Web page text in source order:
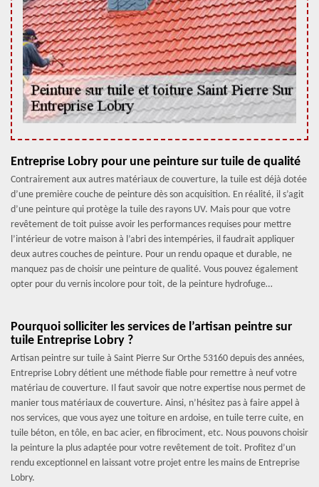
Entreprise Lobry pour une peinture sur tuile de qualité
Contrairement aux autres matériaux de couverture, la tuile est déjà dotée
d’une première couche de peinture dès son acquisition. En réalité, il s’agit
d’une peinture qui protège la tuile des rayons UV. Mais pour que votre
revêtement de toit puisse avoir les performances requises pour mettre
l’intérieur de votre maison à l’abri des intempéries, il faudrait appliquer
deux autres couches de peinture. Pour un rendu opaque et durable, ne
manquez pas de choisir une peinture de qualité. Vous pouvez également
opter pour du vernis incolore pour toit, de la peinture hydrofuge…
Pourquoi solliciter les services de l’artisan peintre sur
tuile Entreprise Lobry ?
Artisan peintre sur tuile à Saint Pierre Sur Orthe 53160 depuis des années,
Entreprise Lobry détient une méthode fiable pour remettre à neuf votre
matériau de couverture. Il faut savoir que notre expertise nous permet de
manier tous matériaux de couverture. Ainsi, n’hésitez pas à faire appel à
nos services, que vous ayez une toiture en ardoise, en tuile terre cuite, en
tuile béton, en tôle, en bac acier, en fibrociment, etc. Nous pouvons choisir
la peinture la plus adaptée pour votre revêtement de toit. Profitez d’un
rendu exceptionnel en laissant votre projet entre les mains de Entreprise
Lobry.